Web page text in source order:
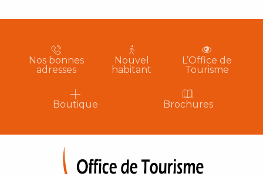
Nos bonnes
adresses
Nouvel
habitant
L’Office de
Tourisme
Boutique Brochures